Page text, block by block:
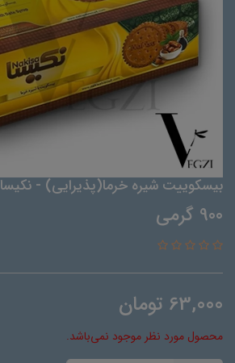
بیسکوییت شیره خرما(پذیرایی) - نکیسا
900 گرمی
63,000 تومان
محصول مورد نظر موجود نمی‌باشد.